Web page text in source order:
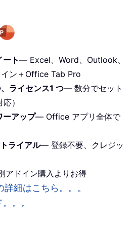
ト— Excel、Word、Outlook、
ン＋Office Tab Pro
ライセンス1 つ— 数分でセット
）
ーアップ— Office アプリ全体で
ライアル— 登録不要、クレジッ
アドイン購入よりお得
細はこちら。。。
。。